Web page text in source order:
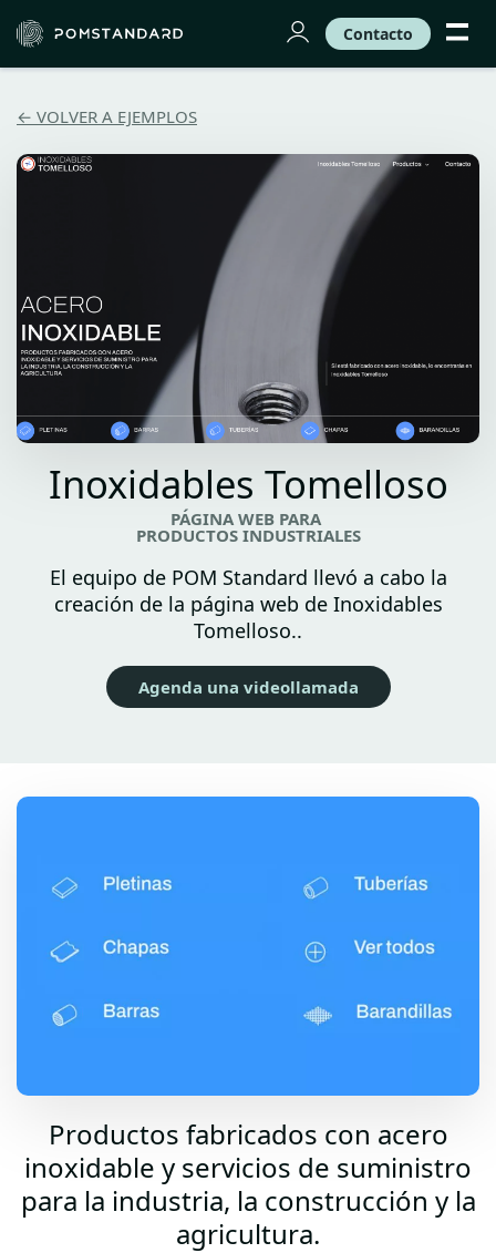
Contacto
← VOLVER A EJEMPLOS
Inoxidables Tomelloso
PÁGINA WEB PARA
PRODUCTOS INDUSTRIALES
El equipo de POM Standard llevó a cabo la
creación de la página web de Inoxidables
Tomelloso..
Agenda una videollamada
Productos fabricados con acero
inoxidable y servicios de suministro
para la industria, la construcción y la
agricultura.